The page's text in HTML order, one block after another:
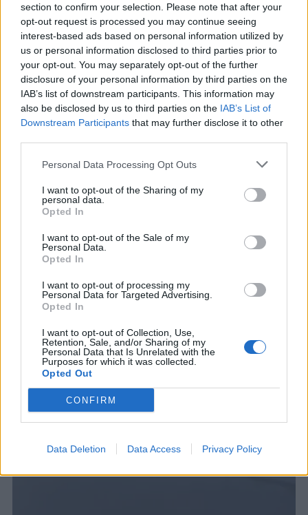
section to confirm your selection. Please note that after your
opt-out request is processed you may continue seeing
interest-based ads based on personal information utilized by
us or personal information disclosed to third parties prior to
your opt-out. You may separately opt-out of the further
disclosure of your personal information by third parties on the
IAB’s list of downstream participants. This information may
also be disclosed by us to third parties on the IAB’s List of
Downstream Participants that may further disclose it to other
Personal Data Processing Opt Outs
I want to opt-out of the Sharing of my
personal data.
Opted In
I want to opt-out of the Sale of my
Personal Data.
Opted In
I want to opt-out of processing my
Personal Data for Targeted Advertising.
Opted In
I want to opt-out of Collection, Use,
Retention, Sale, and/or Sharing of my
Personal Data that Is Unrelated with the
Purposes for which it was collected.
Opted Out
CONFIRM
Data Deletion Data Access Privacy Policy
απολογισμός
ΔΙΑΦΗΜΙΣΗ
ΣΧΕΤΙΚΑ ΑΡΘΡΑ